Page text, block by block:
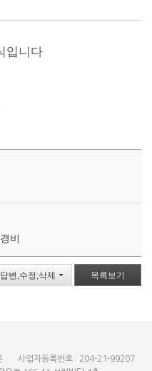
입니다
비
답변,수정,삭제 목록보기
사업자등록번호 : 204-21-99207